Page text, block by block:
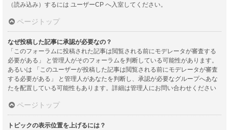
（読み込み）するには ユーザーCP へ入室してください。
ページトップ
なぜ投稿した記事に承認が必要なの？
「このフォーラムに投稿された記事は閲覧される前にモデレータが審査する
必要がある」 と管理人がそのフォーラムを判断している可能性があります。
あるいは 「このユーザーが投稿した記事は閲覧される前にモデレータが審査
する必要がある」 と管理人があなたを判断し、承認が必要なグループへあな
たを配置している可能性もあります。詳細は管理人にお問い合わせください
ページトップ
トピックの表示位置を上げるには？